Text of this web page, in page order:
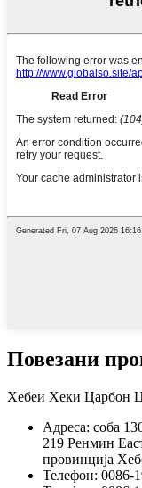
Повезани
Хебеи Хеки Царбон
Адреса: соба
219 Ренмин
провинција
Телефон: 0086-